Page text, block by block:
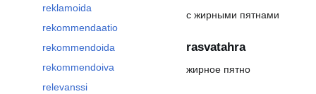
reklamoida
rekommendaatio
rekommendoida
rekommendoiva
relevanssi
с жирными пятнами
rasvatahra
жирное пятно